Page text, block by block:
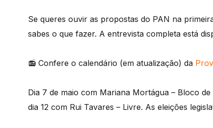
Se queres ouvir as propostas do PAN na
sabes o que fazer. A entrevista completa está
📻 Confere o calendário (em atualização) da
Dia 7 de maio com Mariana Mortágua – Bloco
dia 12 com Rui Tavares – Livre. As eleições